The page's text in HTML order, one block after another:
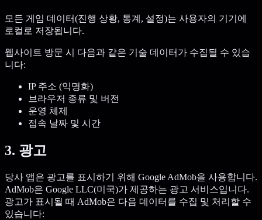
모든 게임 데이터(진행 상황, 통계, 설정)는 사용자의 기기에
로컬로 저장됩니다.
웹사이트 방문 시 다음과 같은 기술 데이터가 수집될 수 있습
니다:
IP 주소 (익명화)
브라우저 종류 및 버전
운영 체제
접속 날짜 및 시간
3. 광고
당사 앱은 광고를 표시하기 위해 Google AdMob을 사용합니다.
AdMob은 Google LLC(미국)가 제공하는 광고 서비스입니다.
광고가 표시될 때 AdMob은 다음 데이터를 수집 및 처리할 수
있습니다: